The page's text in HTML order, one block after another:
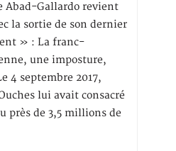
Abad-Gallardo revient
la sortie de son dernier
» : La franc-
une imposture,
4 septembre 2017,
lui avait consacré
près de 3,5 millions de